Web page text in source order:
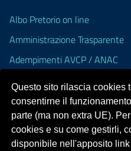
Albo Pretorio on line
Amministrazione Trasparente
Adempimenti AVCP / ANAC
Dichiarazione di accessibilità
Questo sito rilascia cookies
consentirne il
parte (ma non extra UE).
cookies e su come gestirli,
disponibile nell'apposito